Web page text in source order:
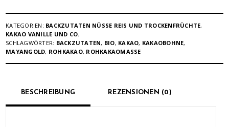
KATEGORIEN: BACKZUTATEN NÜSSE REIS UND TROCKENFRÜCHTE,
KAKAO VANILLE UND CO.
SCHLAGWÖRTER: BACKZUTATEN, BIO, KAKAO, KAKAOBOHNE,
MAYANGOLD, ROHKAKAO, ROHKAKAOMASSE
BESCHREIBUNG REZENSIONEN (0)